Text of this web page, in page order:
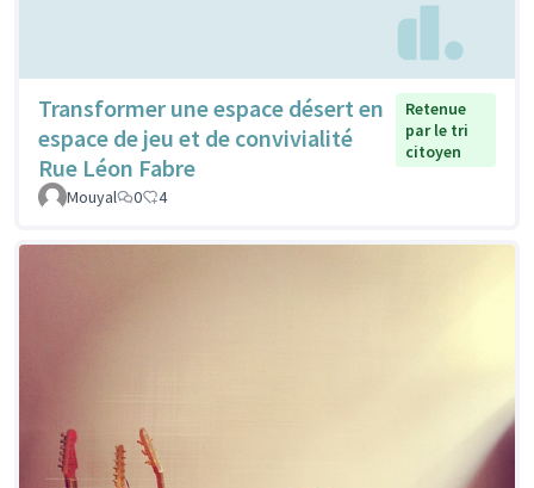
Transformer une espace désert en
espace de jeu et de convivialité
Rue Léon Fabre
Retenue
par le tri
citoyen
Mouyal 0 4